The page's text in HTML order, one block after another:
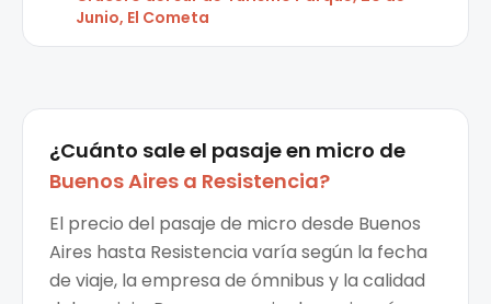
Junio, El Cometa
¿Cuánto sale el pasaje en micro de
Buenos Aires a Resistencia?
El precio del pasaje de micro desde Buenos
Aires hasta Resistencia varía según la fecha
de viaje, la empresa de ómnibus y la calidad